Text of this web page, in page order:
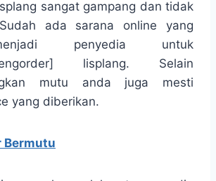
sangat gampang dan tidak
ada sarana online yang
penyedia untuk
lisplang. Selain
mutu anda juga mesti
yang diberikan.
Bermutu